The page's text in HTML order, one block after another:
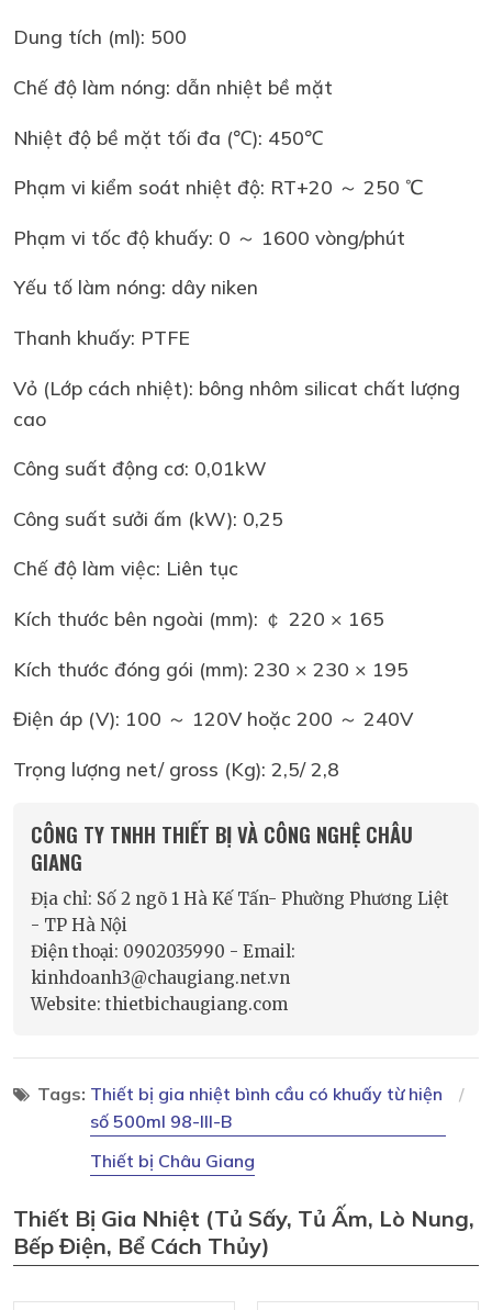
Dung tích (ml): 500
Chế độ làm nóng: dẫn nhiệt bề mặt
Nhiệt độ bề mặt tối đa (℃): 450℃
Phạm vi kiểm soát nhiệt độ: RT+20 ～ 250 ℃
Phạm vi tốc độ khuấy: 0 ～ 1600 vòng/phút
Yếu tố làm nóng: dây niken
Thanh khuấy: PTFE
Vỏ (Lớp cách nhiệt): bông nhôm silicat chất lượng
cao
Công suất động cơ: 0,01kW
Công suất sưởi ấm (kW): 0,25
Chế độ làm việc: Liên tục
Kích thước bên ngoài (mm): ￠ 220 × 165
Kích thước đóng gói (mm): 230 × 230 × 195
Điện áp (V): 100 ～ 120V hoặc 200 ～ 240V
Trọng lượng net/ gross (Kg): 2,5/ 2,8
CÔNG TY TNHH THIẾT BỊ VÀ CÔNG NGHỆ CHÂU
GIANG
Địa chỉ: Số 2 ngõ 1 Hà Kế Tấn- Phường Phương Liệt
- TP Hà Nội
Điện thoại: 0902035990 - Email:
kinhdoanh3@chaugiang.net.vn
Website: thietbichaugiang.com
Tags: Thiết bị gia nhiệt bình cầu có khuấy từ hiện
số 500ml 98-III-B
Thiết bị Châu Giang
Thiết Bị Gia Nhiệt (tủ Sấy, Tủ Ấm, Lò Nung,
Bếp Điện, Bể Cách Thủy)